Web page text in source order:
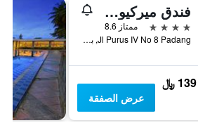
فندق ميركيور بادانغ
4 نجوم
ممتاز 8.6
Jl Purus IV No 8 Padang, بادانج, إندونيسيا
139 ﷼
عرض الصفقة